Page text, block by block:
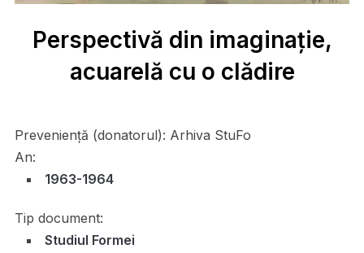
Perspectivă din imaginație,
acuarelă cu o clădire
Preveniență (donatorul): Arhiva StuFo
An:
1963-1964
Tip document:
Studiul Formei